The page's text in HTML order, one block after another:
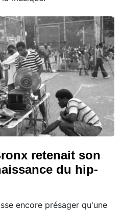
retenait son
du hip-
encore présager qu'une